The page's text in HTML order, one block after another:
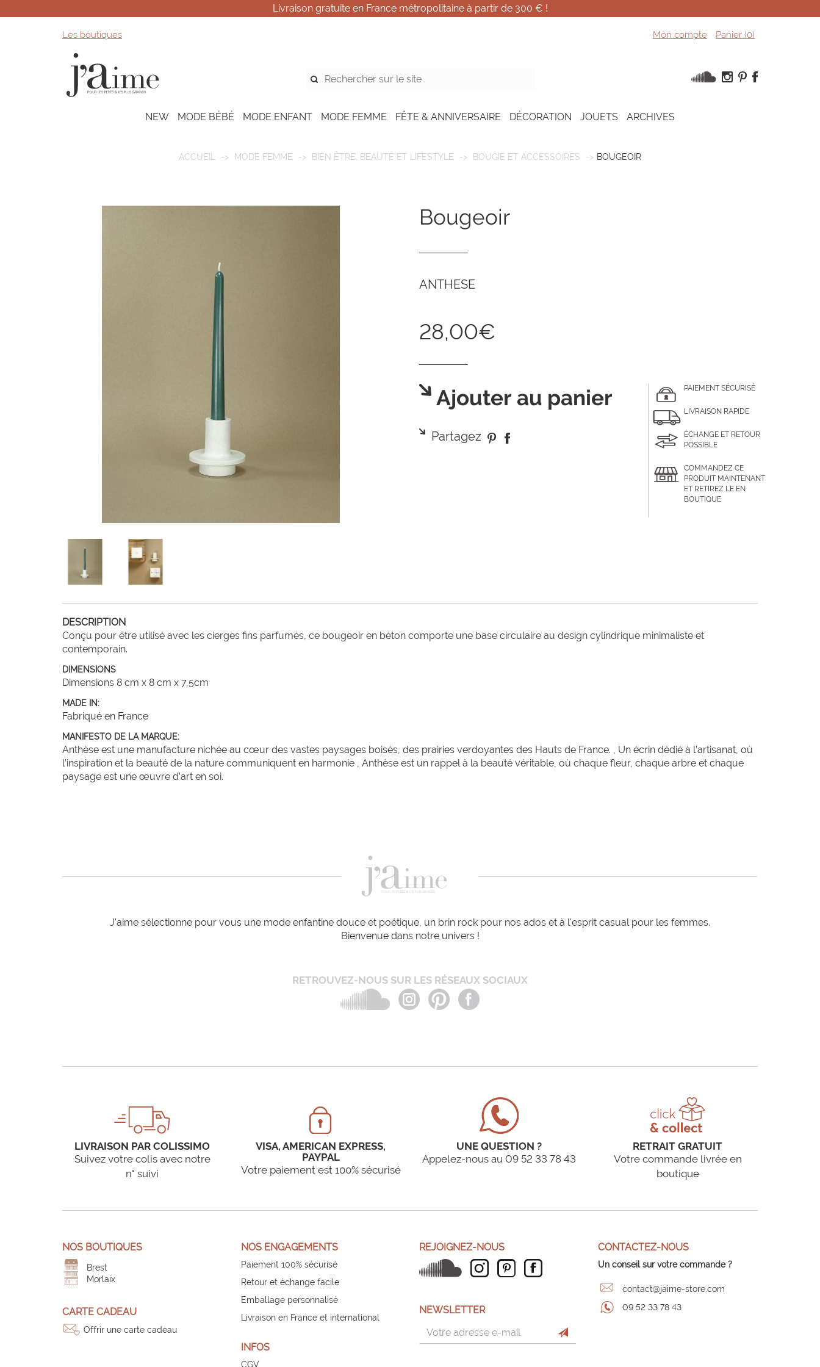
Livraison gratuite en France métropolitaine à partir de 300 € !
Les boutiques Mon compte Panier (0)
NEW MODE BÉBÉ MODE ENFANT MODE FEMME FÊTE & ANNIVERSAIRE DÉCORATION JOUETS ARCHIVES
ACCUEIL MODE FEMME BIEN ÊTRE, BEAUTÉ ET LIFESTYLE BOUGIE ET ACCESSOIRES BOUGEOIR
bougeoir
ANTHESE
28,00€
Ajouter au panier
Partagez
PAIEMENT SÉCURISÉ
LIVRAISON RAPIDE
ÉCHANGE ET RETOUR
POSSIBLE
COMMANDEZ CE
PRODUIT MAINTENANT
ET RETIREZ LE EN
BOUTIQUE
DESCRIPTION
Conçu pour être utilisé avec les cierges fins parfumés, ce bougeoir en béton comporte une base circulaire au design cylindrique minimaliste et
DIMENSIONS
Dimensions 8 cm x 8 cm x 7,5cm
MADE IN:
Fabriqué en France
MANIFESTO DE LA MARQUE:
Anthèse est une manufacture nichée au cœur des vastes paysages boisés, des prairies verdoyantes des Hauts de France. , Un écrin dédié à l’artisanat, où
l’inspiration et la beauté de la nature communiquent en harmonie , Anthèse est un rappel à la beauté véritable, où chaque fleur, chaque arbre et chaque
paysage est une œuvre d’art en soi.
J'aime sélectionne pour vous une mode enfantine douce et poétique, un brin rock pour nos ados et à l'esprit casual pour les femmes.
Bienvenue dans notre univers !
RETROUVEZ-NOUS SUR LES RÉSEAUX SOCIAUX
LIVRAISON PAR COLISSIMO
Suivez votre colis avec notre
n° suivi
VISA, AMERICAN EXPRESS,
PAYPAL
Votre paiement est 100% sécurisé
UNE QUESTION ?
Appelez-nous au 09 52 33 78 43
RETRAIT GRATUIT
Votre commande livrée en
boutique
NOS BOUTIQUES
Brest
Morlaix
CARTE CADEAU
Offrir une carte cadeau
NOS ENGAGEMENTS
Paiement 100% sécurisé
Retour et échange facile
Emballage personnalisé
Livraison en France et international
INFOS
CGV
REJOIGNEZ-NOUS
NEWSLETTER
CONTACTEZ-NOUS
Un conseil sur votre commande ?
contact@jaime-store.com
09 52 33 78 43